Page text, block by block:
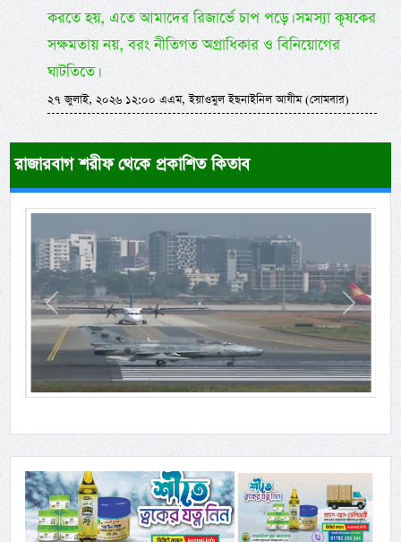
করতে হয়, এতে আমাদের রিজার্ভে চাপ পড়ে। সমস্যা কৃষকের
সক্ষমতায় নয়, বরং নীতিগত অগ্রাধিকার ও বিনিয়োগের
ঘাটতিতে।
২৭ জুলাই, ২০২৬ ১২:০০ এএম, ইয়াওমুল ইছনাইনিল আযীম (সোমবার)
রাজারবাগ শরীফ থেকে প্রকাশিত কিতাব
Previous Next